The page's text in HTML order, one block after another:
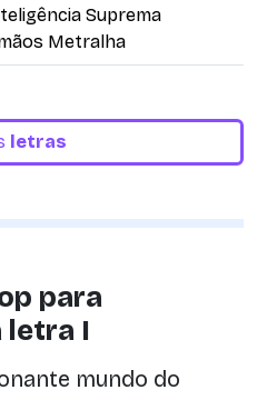
Suprema
Metralha
letras
para
letra I
mundo do